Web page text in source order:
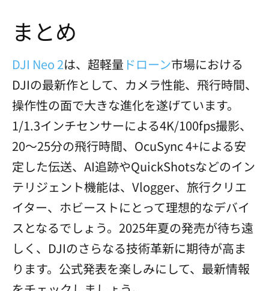
まとめ
DJI Neo 2は、超軽量 ドローン市場における
DJIの最新作として、カメラ性能、飛行時間、
操作性の面で大きな進化を遂げています。
1/1.3インチセンサーによる4K/100fps撮影、
20〜25分の飛行時間、OcuSync 4+による安
定した伝送、AI追跡やQuickShotsなどのイン
テリジェント機能は、Vlogger、旅行クリエ
イター、ホビーストにとって理想的なデバイ
スとなるでしょう。2025年夏の発売が待ち遠
しく、DJIのさらなる技術革新に期待が高ま
ります。公式発表を楽しみにして、最新情報